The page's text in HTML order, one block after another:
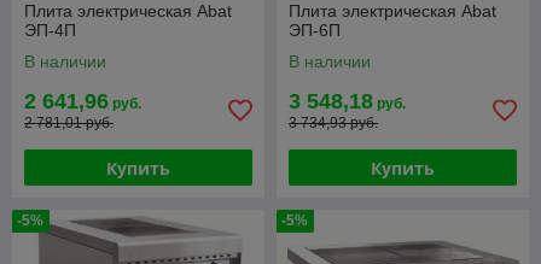
Плита электрическая Abat
ЭП-4П
В наличии
2 641,96 руб.
2 781,01 руб.
Купить
Плита электрическая Abat
ЭП-6П
В наличии
3 548,18 руб.
3 734,93 руб.
Купить
-5% -5%